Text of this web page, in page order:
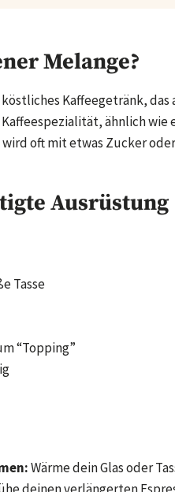
Melange?
Kaffeegetränk, das
ähnlich wie
oft mit etwas Zucker
Ausrüstung
Tasse
“Topping”
Wärme dein Glas oder
deinen verlängerten